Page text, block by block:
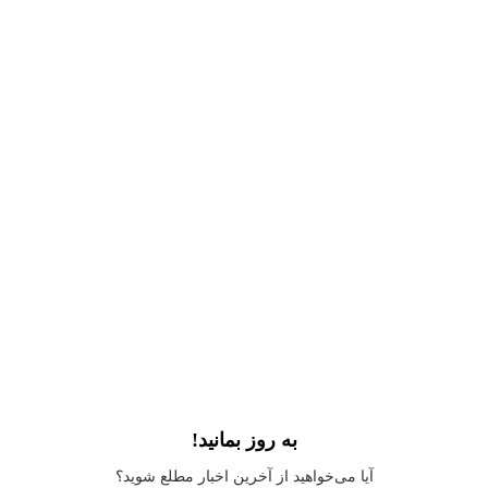
Application error: a client
-side exception has occurred while loading
به روز بمانید!
آیا می‌خواهید از آخرین اخبار مطلع شوید؟